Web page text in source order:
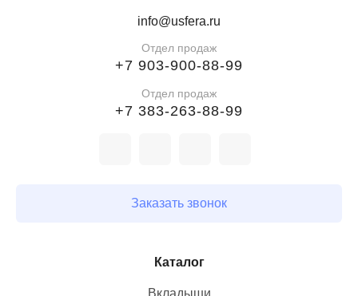
Каталог
Вкладыши
info@usfera.ru
Отдел продаж
+7 903-900-88-99
Отдел продаж
+7 383-263-88-99
Заказать звонок